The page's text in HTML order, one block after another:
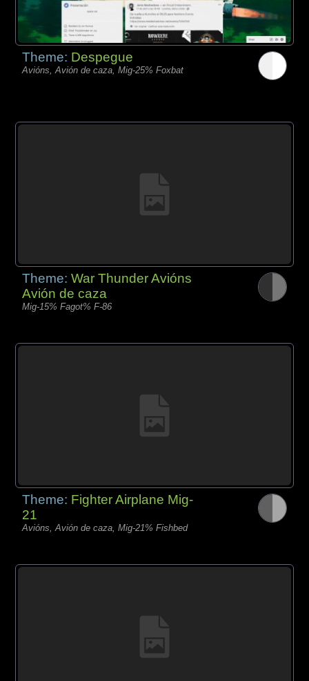
Theme: Despegue
Avións, Avión de caza, Mig-25% Foxbat
Theme:War Thunder Avións
Avión de caza
Mig-15% Fagot% F-86
Theme: Fighter Airplane Mig-
21
Avións, Avión de caza, Mig-21% Fishbed